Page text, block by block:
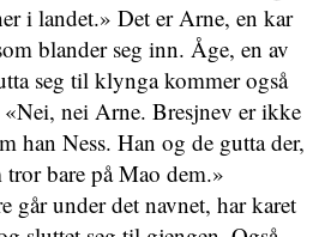
i landet.» Det er Arne, en kar
blander seg inn. Åge, en av
seg til klynga kommer også
nei Arne. Bresjnev er ikke
han Ness. Han og de gutta der,
bare på Mao dem.»
går under det navnet, har karet